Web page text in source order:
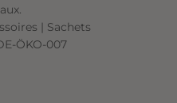
| Sachets
ÖKO-007